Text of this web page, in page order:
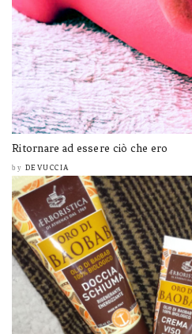
Ritornare ad essere ciò che ero
by DEVUCCIA